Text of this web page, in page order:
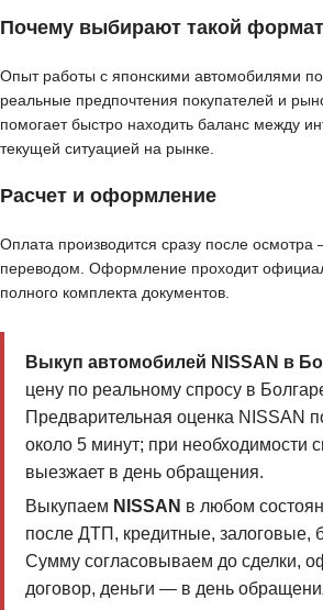
Почему выбирают такой
Опыт работы с японскими автомобилями
реальные предпочтения покупателей и
помогает быстро находить баланс между
текущей ситуацией на рынке.
Расчет и оформление
Оплата производится сразу после
переводом. Оформление проходит
полного комплекта документов.
Выкуп автомобилей NISSAN в
цену по реальному спросу в
Предварительная оценка NISSAN
около 5 минут; при необходимости
выезжает в день обращения.
Выкупаем NISSAN в любом
после ДТП, кредитные, залоговые,
Сумму согласовываем до сделки,
договор, деньги — в день